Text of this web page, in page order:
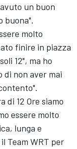
un buon
buona".
molto
finire in piazza
12", ma ho
non aver mai
di 12 Ore siamo
essere molto
lunga e
Team WRT per